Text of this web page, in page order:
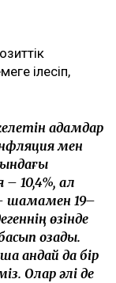
ілесіп,
адамдар
мен
10,4%, ал
шамамен 19–
өзінде
озады.
қандай да бір
Олар әлі де